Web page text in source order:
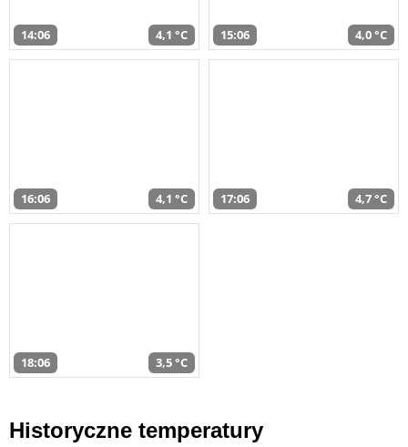
14:06 4,1 °C 15:06 4,0 °C
16:06 4,1 °C 17:06 4,7 °C
18:06 3,5 °C
Historyczne temperatury